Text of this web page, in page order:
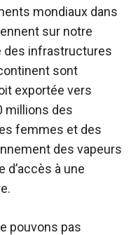
mondiaux dans
sur notre
des infrastructures
sont
exportée vers
millions des
femmes et des
des vapeurs
d’accès à une
pouvons pas